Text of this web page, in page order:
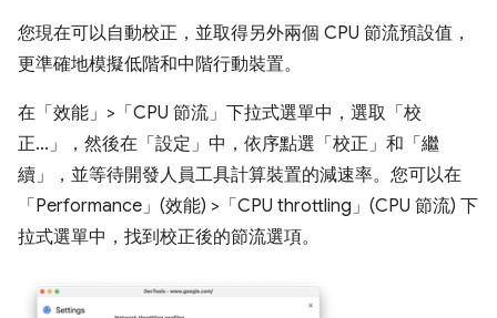
您現在可以自動校正，並取得另外兩個 CPU 節流預設值，
更準確地模擬低階和中階行動裝置。
在「效能」>「CPU 節流」 下拉式選單中，選取「校
正...」
，然後在「設定」 中，依序點選「校正」 和「繼
續」
，並等待開發人員工具計算裝置的減速率。您可以在
「Performance」(效能) >「CPU throttling」(CPU 節流) 下
拉式選單中，找到校正後的節流選項。